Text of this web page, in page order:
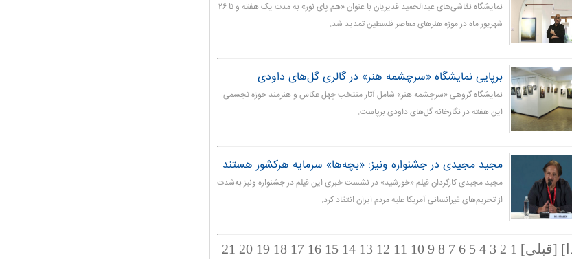
نمایشگاه نقاشی‌های عبدالحمید قدیریان با عنوان «هم‌ پای نور» به مدت یک هفته و تا ۲۶
شهریور ماه در موزه هنرهای معاصر فلسطین تمدید شد.
برپایی نمایشگاه «سرچشمه هنر» در گالری گل‌های داودی
نمایشگاه گروهی «سرچشمه هنر» شامل آثار منتخب چهل عکاس و هنرمند حوزه تجسمی
این هفته در نگارخانه گل‌های داودی برپاست.
مجید مجیدی در جشنواره ونیز: «بچه‌ها» سرمایه هرکشور هستند
مجید مجیدی کارگردان فیلم «خورشید» در نشست خبری این فیلم در جشنواره ونیز به‌شدت
از تحریم‌های غیرانسانی آمریکا علیه مردم ایران انتقاد کرد.
[قبلی] 1
2
3
4
5
6
7
8
9
10
11
12
13
14
15
16
17
18
19
20
21